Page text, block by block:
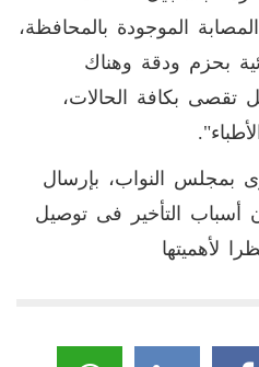
الموجودة بالمحافظة،
بحزم ودقة وهناك
تقصى بكافة الحالات،
بمجلس النواب، بإرسال
أسباب التأخير فى توصيل
لأهميتها